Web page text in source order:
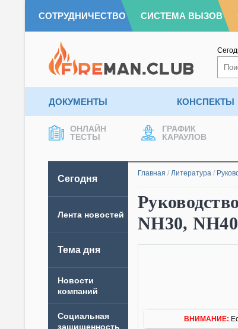
СОТРУДНИЧЕСТВО СИСТЕМА ВЫЗОВ
ДОКУМЕНТЫ КОНСПЕКТЫ
ОНЛАЙН
ТЕСТЫ
ГРАФИК
КАРАУЛОВ
Сегодня
Лента новостей
Тема дня
Новости
компаний
Главная / Литература /
NH30, NH40
ВНИМАНИЕ: